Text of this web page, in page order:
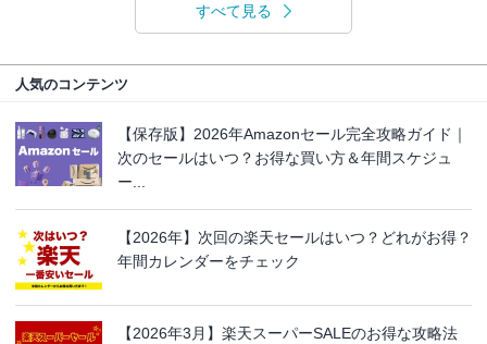
すべて見る
人気のコンテンツ
【保存版】2026年Amazonセール完全攻略ガイド｜
次のセールはいつ？お得な買い方＆年間スケジュ
ー...
【2026年】次回の楽天セールはいつ？どれがお得？
年間カレンダーをチェック
【2026年3月】楽天スーパーSALEのお得な攻略法